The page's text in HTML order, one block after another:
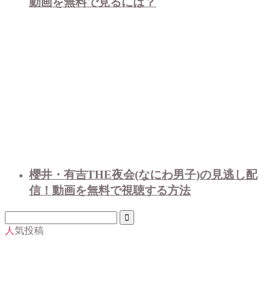
櫻井・有吉THE夜会(なにわ男子)の見逃し配
信！動画を無料で視聴する方法
人気投稿